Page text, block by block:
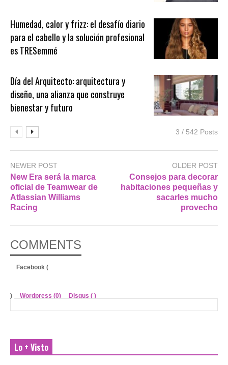
Humedad, calor y frizz: el desafío diario
para el cabello y la solución profesional
es TRESemmé
Día del Arquitecto: arquitectura y
diseño, una alianza que construye
bienestar y futuro
3 / 542 Posts
NEWER POST
New Era será la marca
oficial de Teamwear de
Atlassian Williams
Racing
OLDER POST
Consejos para decorar
habitaciones pequeñas y
sacarles mucho
provecho
COMMENTS
Facebook (
) Wordpress (0) Disqus ( )
Lo + Visto